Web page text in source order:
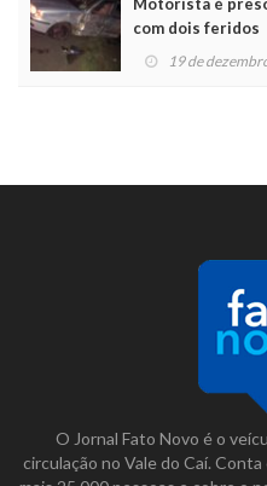
Motorista é
com dois feridos
19 de
O Jornal Fato Novo é o
circulação no Vale do Caí.